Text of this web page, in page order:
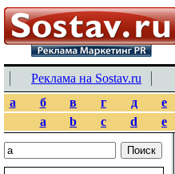
Реклама на Sostav.ru
а
б в г д е
a
b c d e